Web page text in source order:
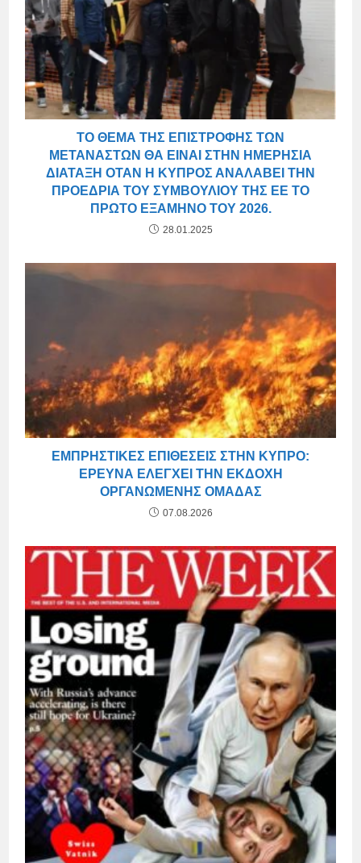
ΤΟ ΘΈΜΑ ΤΗΣ ΕΠΙΣΤΡΟΦΉΣ ΤΩΝ
ΜΕΤΑΝΑΣΤΏΝ ΘΑ ΕΊΝΑΙ ΣΤΗΝ ΗΜΕΡΉΣΙΑ
ΔΙΆΤΑΞΗ ΌΤΑΝ Η ΚΎΠΡΟΣ ΑΝΑΛΆΒΕΙ ΤΗΝ
ΠΡΟΕΔΡΊΑ ΤΟΥ ΣΥΜΒΟΥΛΊΟΥ ΤΗΣ ΕΕ ΤΟ
ΠΡΏΤΟ ΕΞΆΜΗΝΟ ΤΟΥ 2026.
28.01.2025
ΕΜΠΡΗΣΤΙΚΈΣ ΕΠΙΘΈΣΕΙΣ ΣΤΗΝ ΚΎΠΡΟ:
ΈΡΕΥΝΑ ΕΛΈΓΧΕΙ ΤΗΝ ΕΚΔΟΧΉ
ΟΡΓΑΝΩΜΈΝΗΣ ΟΜΆΔΑΣ
07.08.2026